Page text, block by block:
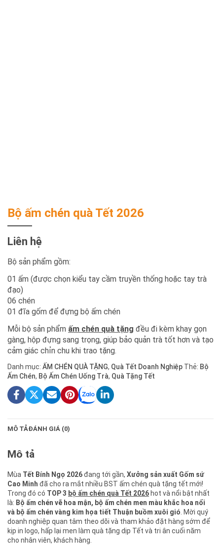
Bộ ấm chén quà Tết 2026
Liên hệ
Bộ sản phẩm gồm:
01 ấm (được chọn kiểu tay cầm truyền thống hoặc tay trà
đạo)
06 chén
01 đĩa gốm để đựng bộ ấm chén
Mỗi bộ sản phẩm ấm chén quà tặng đều đi kèm khay gọn
gàng, hộp đựng sang trọng, giúp bảo quản trà tốt hơn và tạo
cảm giác chỉn chu khi trao tặng.
Danh mục: ẤM CHÉN QUÀ TẶNG, Quà Tết Doanh Nghiệp Thẻ: Bộ
Ấm Chén, Bộ Ấm Chén Uống Trà, Quà Tặng Tết
MÔ TẢĐÁNH GIÁ (0)
Mô tả
Mùa Tết Bính Ngọ 2026đang tới gần, Xưởng sản xuất Gốm sứ
Cao Minh đã cho ra mắt nhiều BST ấm chén quà tặng tết mới!
Trong đó có TOP 3 bộ ấm chén quà Tết 2026 hot và nổi bật nhất
là: Bộ ấm chén vẽ hoa mận, bộ ấm chén men màu khắc hoa nổi
và bộ ấm chén vàng kim họa tiết Thuận buồm xuôi gió. Mời quý
doanh nghiệp quan tâm theo dõi và tham khảo đặt hàng sớm để
kịp in logo, hấp lại men làm quà tặng dịp Tết và tri ân cuối năm
cho nhân viên, khách hàng.